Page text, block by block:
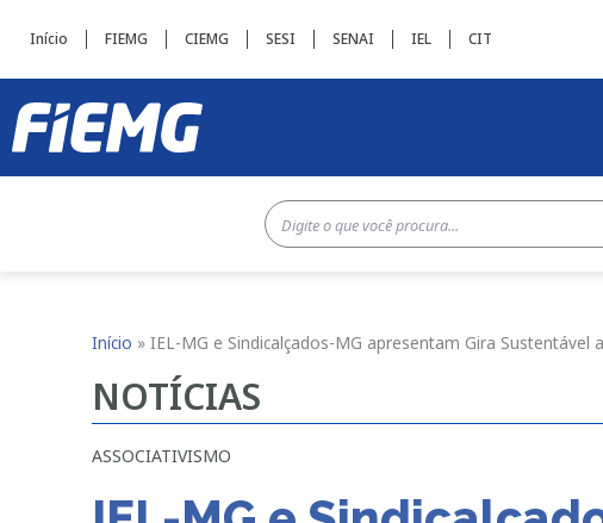
Início FIEMG CIEMG SESI SENAI IEL CIT
Início »IEL-MG e Sindicalçados-MG apresentam Gira
NOTÍCIAS
ASSOCIATIVISMO